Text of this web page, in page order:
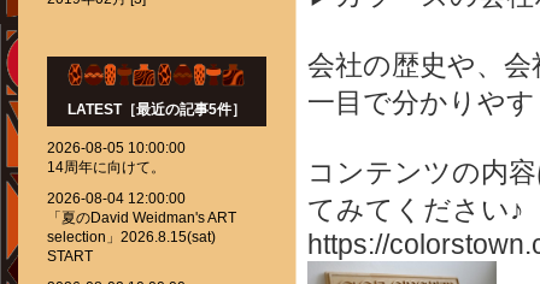
会社の歴史や、
一目で分かりや
コンテンツの内
てみてください♪
https://
LATEST［最近の記事5件］
2026-08-05 10:00:00
14周年に向けて。
2026-08-04 12:00:00
「夏のDavid Weidman's ART
selection」2026.8.15(sat)
START